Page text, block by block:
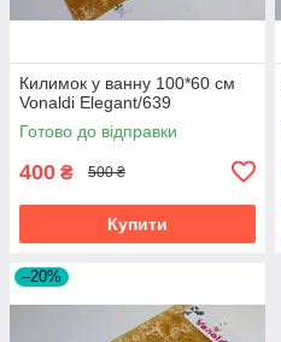
Килимок у ванну 100*60 см
Vonaldi Elegant/639
Готово до відправки
400 ₴ 500 ₴
Купити
–20%